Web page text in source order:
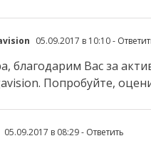
05.09.2017 в 10:10-
благодарим Вас за
Попробуйте,
05.09.2017 в 08:29- Ответить